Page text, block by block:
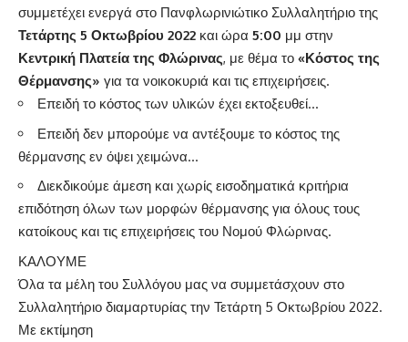
συμμετέχει ενεργά στο Πανφλωρινιώτικο Συλλαλητήριο της
Τετάρτης 5 Οκτωβρίου 2022 και ώρα 5:00 μμ στην
Κεντρική Πλατεία της Φλώρινας, με θέμα το «Κόστος της
Θέρμανσης» για τα νοικοκυριά και τις επιχειρήσεις.
Επειδή το κόστος των υλικών έχει εκτοξευθεί…
Επειδή δεν μπορούμε να αντέξουμε το κόστος της
θέρμανσης εν όψει χειμώνα…
Διεκδικούμε άμεση και χωρίς εισοδηματικά κριτήρια
επιδότηση όλων των μορφών θέρμανσης για όλους τους
κατοίκους και τις επιχειρήσεις του Νομού Φλώρινας.
ΚΑΛΟΥΜΕ
Όλα τα μέλη του Συλλόγου μας να συμμετάσχουν στο
Συλλαλητήριο διαμαρτυρίας την Τετάρτη 5 Οκτωβρίου 2022.
Με εκτίμηση